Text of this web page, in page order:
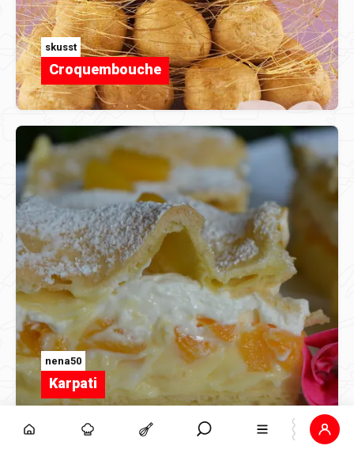
skusst
Croquembouche
nena50
Karpati